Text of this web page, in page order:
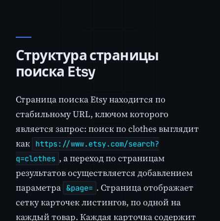
Структура страницы
поиска Etsy
Страница поиска Etsy находится по
стабильному URL, ключом которого
является запрос: поиск по clothes выглядит
как https://www.etsy.com/search?
q=clothes , а переход по страницам
результатов осуществляется добавлением
параметра &page= . Страница отображает
сетку карточек листингов, по одной на
каждый товар. Каждая карточка содержит